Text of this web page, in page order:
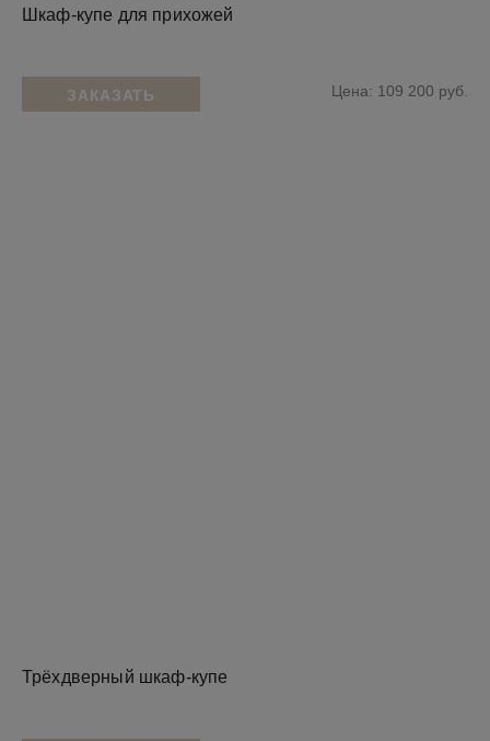
Шкаф-купе для прихожей
ЗАКАЗАТЬ Цена: 109 200 руб.
Трёхдверный шкаф-купе